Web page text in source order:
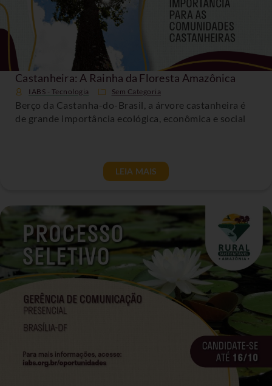
Castanheira: A Rainha da Floresta Amazônica
IABS - Tecnologia Sem Categoria
Berço da Castanha-do-Brasil, a árvore castanheira é
de grande importância ecológica, econômica e social
LEIA MAIS